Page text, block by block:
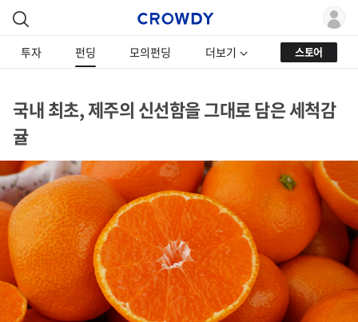
투자 펀딩 모의펀딩 더보기 스토어
국내 최초, 제주의 신선함을 그대로 담은 세척감
귤